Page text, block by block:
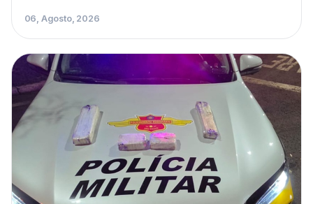
06, Agosto, 2026